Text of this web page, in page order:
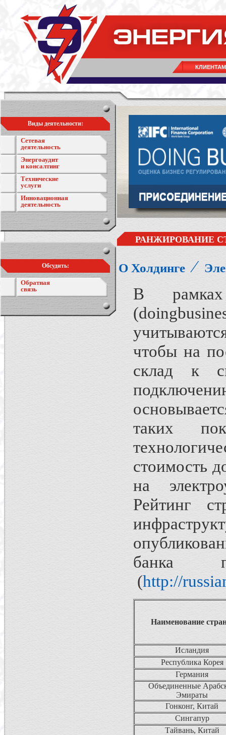
КЛИЕНТАМ
Виды деятельности:
Сетевая
деятельность
Энергоаудит
и консалтинг
Технические
услуги
Инновационная
деятельность
Обсудить:
Обратная
связь
РАНЖИРОВАНИЕ
О Холдинге ⁄
В рамках
чтобы на
склад к
таких
стоимость
на
Рейтинг
банка
(http://
Наименование
Исландия
Республика Корея
Германия
Объединенные
Эмираты
Гонконг, Китай
Сингапур
Тайвань, Китай